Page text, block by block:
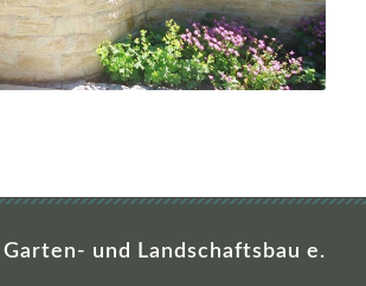
und Landschaftsbau e.